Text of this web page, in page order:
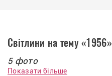
Світлини на тему «1956»
5 фото
Показати більше